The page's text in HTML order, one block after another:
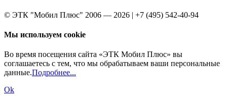
© ЭТК "Мобил Плюс" 2006 — 2026 | +7 (495) 542-40-94
Мы используем cookie
Во время посещения сайта «ЭТК Мобил Плюс» вы
соглашаетесь с тем, что мы обрабатываем ваши персональные
данные.Подробнее...
Ok